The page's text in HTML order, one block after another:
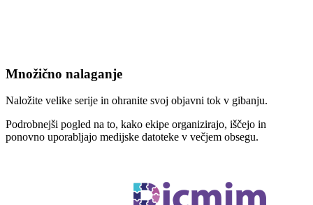
Množično nalaganje
Naložite velike serije in ohranite svoj objavni tok v gibanju.
Podrobnejši pogled na to, kako ekipe organizirajo, iščejo in
ponovno uporabljajo medijske datoteke v večjem obsegu.